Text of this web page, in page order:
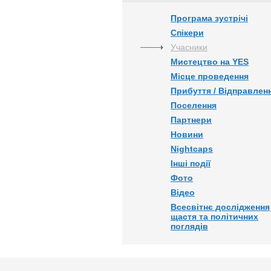
Програма зустрічі
Спікери
Учасники
Мистецтво на YES
Місце проведення
Прибуття /
Поселення
Партнери
Новини
Nightcaps
Інші події
Фото
Відео
Всесвітнє дослідження
щастя та політичних
поглядів